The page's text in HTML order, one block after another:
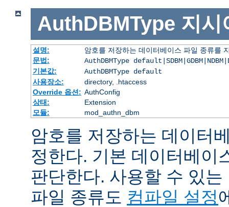
AuthDBMType 지시
설명:
암호를 저장하는 데이터베이스 파일 종류를
문법:
AuthDBMType
기본값:
AuthDBMType default
사용장소:
directory, .htaccess
Override 옵션: AuthConfig
상태:
Extension
모듈:
mod_authn_dbm
암호를 저장하는 데이터
정한다. 기본 데이터베이
판단한다. 사용할 수 있
파일 종류도 컴파일 설정